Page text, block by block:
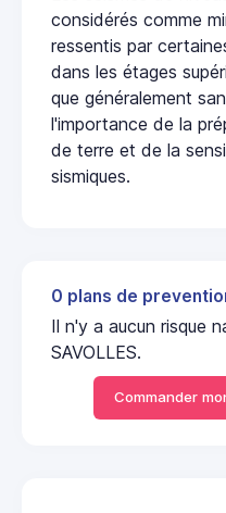
considérés comme
ressentis par
dans les étages
que généralement
l'importance de la
de terre et de la
sismiques.
0 plans de
Il n'y a aucun risque
SAVOLLES.
Commander